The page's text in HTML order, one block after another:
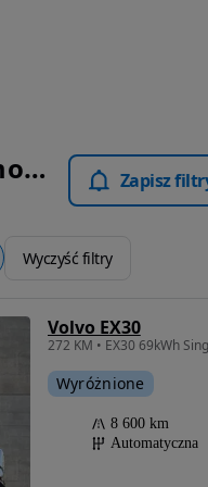
Volvo Rawa Mazowiecka - Samochody Osobowe Zapisz
Wyczyść filtry
Volvo EX30
Wyróżnione
8 600 km
Automatyczna